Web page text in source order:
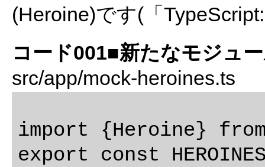
(Heroine)です(「
コード001■新たなモジュ
src/app/mock-heroines.ts
import {Heroine}
export const